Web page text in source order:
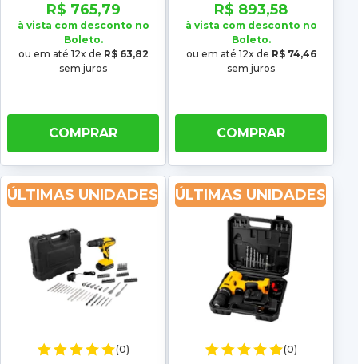
R$ 765,79
à vista com desconto no
Boleto.
ou em até 12x de R$ 63,82
sem juros
COMPRAR
R$ 893,58
à vista com desconto no
Boleto.
ou em até 12x de R$ 74,46
sem juros
COMPRAR
ÚLTIMAS UNIDADES
(0)
ÚLTIMAS UNIDADES
(0)